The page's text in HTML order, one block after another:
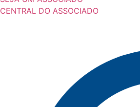
CENTRAL DO ASSOCIADO